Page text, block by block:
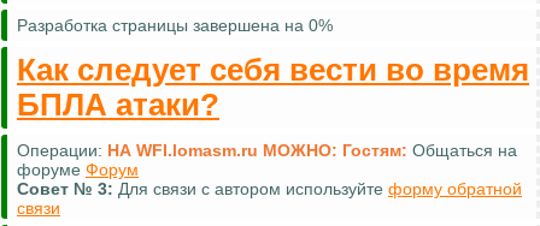
Разработка страницы завершена на 0%
Как следует себя вести во время
БПЛА атаки?
Операции: НА WFI.lomasm.ru МОЖНО: Гостям: Общаться на
форуме Форум
Совет № 3: Для связи с автором используйте форму обратной
связи